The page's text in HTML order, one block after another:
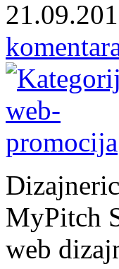
MyPitch
web